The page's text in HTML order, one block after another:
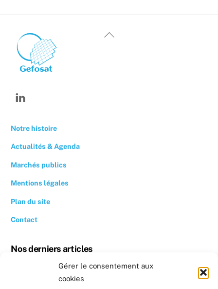
Gérer le consentement aux
cookies
Back
Notre histoire
Actualités & Agenda
Marchés publics
Mentions légales
Plan du site
Contact
Nos derniers articles
Revoir la conférence « Quand se chauffer devient un luxe »